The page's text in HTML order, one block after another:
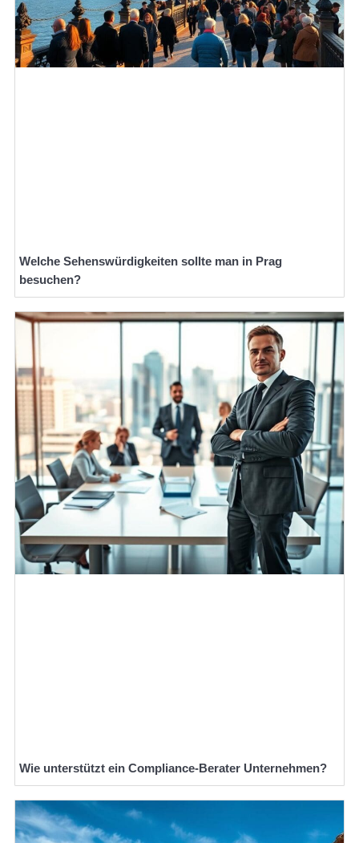
Welche Sehenswürdigkeiten sollte man in Prag
besuchen?
Wie unterstützt ein Compliance-Berater Unternehmen?